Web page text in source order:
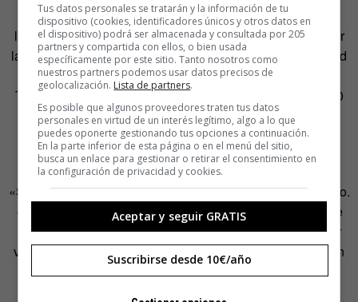
Sus cilindros aún no han salido al mercado, pero han
levantado un enorme interés. La empresa fue apoyada por
la Fundación Repsol, pasó por una aceleradora en Harvard
y tiene el apoyo del gigante estatal noruego Equinor.
También ha sido financiado por el programa Horizon 2020
de la Unión Europea para la investigación e innovación.
Pero la auténtica sensación no se ha dado en el mundo
empresarial, sino en internet.
«Seguramente sea por una suma de cosas», explica Piñero.
«Pero a nosotros nos gusta pensar que la gente comparte
nuestra pasión y nuestro espíritu emprendedor por querer
ver mejorar el mundo». Puede. Pero seguramente también
haya ayudado la forma fálica del invento en cuestión.
Tus datos personales se tratarán y la información de tu
dispositivo (cookies, identificadores únicos y otros datos en
el dispositivo) podrá ser almacenada y consultada por 205
partners y compartida con ellos, o bien usada
específicamente por este sitio. Tanto nosotros como
nuestros partners podemos usar datos precisos de
geolocalización. Lista de partners.
Es posible que algunos proveedores traten tus datos
personales en virtud de un interés legítimo, algo a lo que
puedes oponerte gestionando tus opciones a continuación.
En la parte inferior de esta página o en el menú del sitio,
busca un enlace para gestionar o retirar el consentimiento en
la configuración de privacidad y cookies.
Aceptar y seguir GRATIS
Suscribirse desde 10€/año